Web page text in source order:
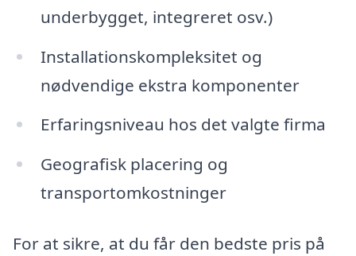
underbygget, integreret osv.)
Installationskompleksitet og
nødvendige ekstra komponenter
Erfaringsniveau hos det valgte firma
Geografisk placering og
transportomkostninger
For at sikre, at du får den bedste pris på